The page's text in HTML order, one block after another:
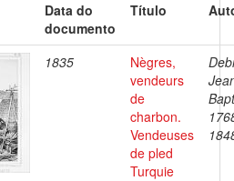
Data do
documento
Título
1835
Nègres,
vendeurs
de
charbon.
Vendeuses
de pled
Turquie